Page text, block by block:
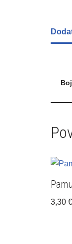
3,30 €